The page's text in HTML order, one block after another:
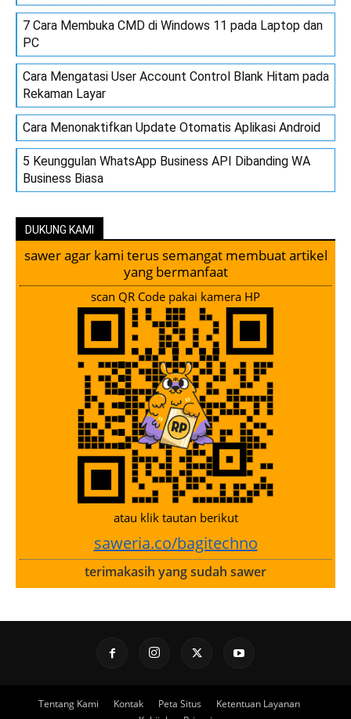
7 Cara Membuka CMD di Windows 11 pada Laptop dan
PC
Cara Mengatasi User Account Control Blank Hitam pada
Rekaman Layar
Cara Menonaktifkan Update Otomatis Aplikasi Android
5 Keunggulan WhatsApp Business API Dibanding WA
Business Biasa
DUKUNG KAMI
sawer agar kami terus semangat membuat artikel
yang bermanfaat
scan QR Code pakai kamera HP
atau klik tautan berikut
saweria.co/bagitechno
terimakasih yang sudah sawer
Tentang Kami Kontak Peta Situs
Ketentuan Layanan